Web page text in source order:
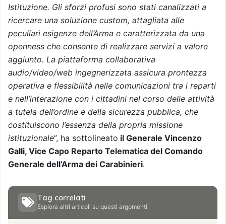
Istituzione. Gli sforzi profusi sono stati canalizzati a
ricercare una soluzione custom, attagliata alle
peculiari esigenze dell’Arma e caratterizzata da una
openness che consente di realizzare servizi a valore
aggiunto. La piattaforma collaborativa
audio/video/web ingegnerizzata assicura prontezza
operativa e flessibilità nelle comunicazioni tra i reparti
e nell’interazione con i cittadini nel corso delle attività
a tutela dell’ordine e della sicurezza pubblica, che
costituiscono l’essenza della propria missione
istituzionale”, ha sottolineato il Generale Vincenzo
Galli, Vice Capo Reparto Telematica del Comando
Generale dell’Arma dei Carabinieri.
Tag correlati
Esplora altri articoli su questi argomenti